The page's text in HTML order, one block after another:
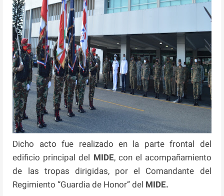
Dicho acto fue realizado en la parte frontal del
edificio principal del MIDE, con el acompañamiento
de las tropas dirigidas, por el Comandante del
Regimiento “Guardia de Honor” del MIDE.